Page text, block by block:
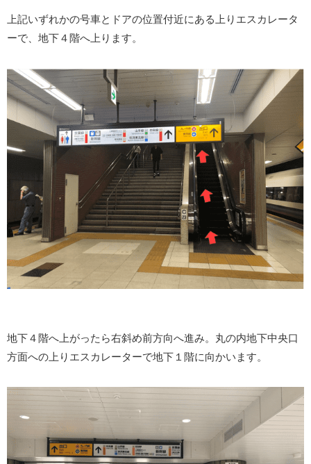
上記いずれかの号車とドアの位置付近にある上りエスカレータ
ーで、地下４階へ上ります。
地下４階へ上がったら右斜め前方向へ進み。丸の内地下中央口
方面への上りエスカレーターで地下１階に向かいます。